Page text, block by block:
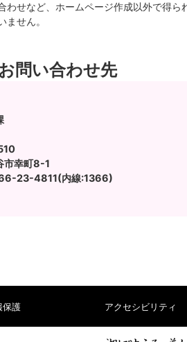
わせなど、ホームページ作成以外で得ら
せん。
問い合わせ先
市幸町8-1
23-4811(内線:1366)
保護 アクセシビリティ